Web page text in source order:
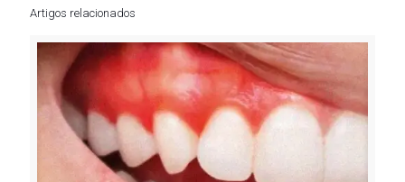
Artigos relacionados